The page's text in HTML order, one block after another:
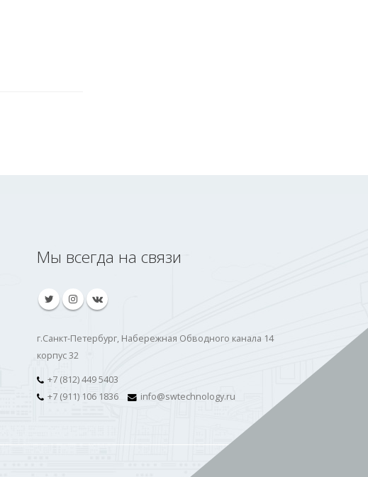
Мы всегда на связи
г.Санкт-Петербург, Набережная Обводного канала 14
корпус 32
+7 (812) 449 5403
+7 (911) 106 1836
info@swtechnology.ru